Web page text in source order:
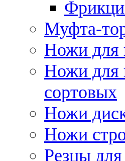
Муфта-
Ножи для
Ножи для
сортовых
Ножи
Ножи
Резцы